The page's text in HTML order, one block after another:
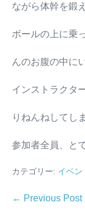
ながら体幹を鍛
ボールの上に乗
んのお腹の中に
インストラクタ
りねんねしてし
参加者全員、と
カテゴリー: イベン
← Previous Post